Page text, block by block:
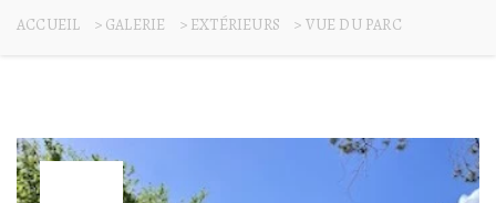
ACCUEIL > GALERIE > EXTÉRIEURS > VUE DU PARC